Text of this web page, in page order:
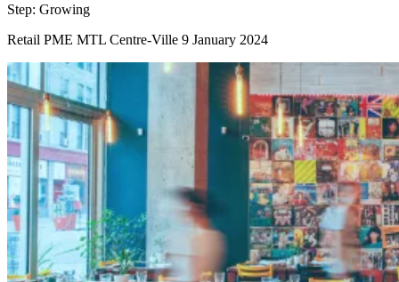
Step: Growing
Retail PME MTL Centre-Ville 9 January 2024